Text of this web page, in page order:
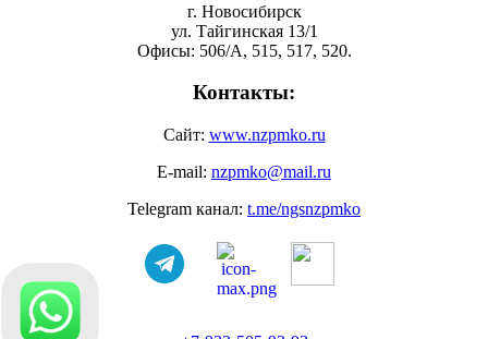
г. Новосибирск
ул. Тайгинская 13/1
Офисы: 506/А, 515, 517, 520.
Контакты:
Сайт: www.nzpmko.ru
E-mail: nzpmko@mail.ru
Telegram канал: t.me/ngsnzpmko